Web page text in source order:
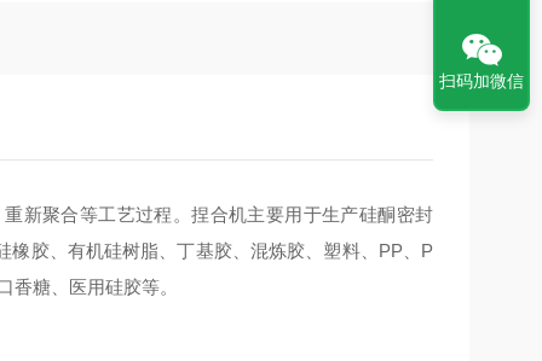
新聚合等工艺过程。捏合机主要用于生产硅酮密封
胶、有机硅树脂、丁基胶、混炼胶、塑料、PP、P
糖、医用硅胶等。
扫码加微信